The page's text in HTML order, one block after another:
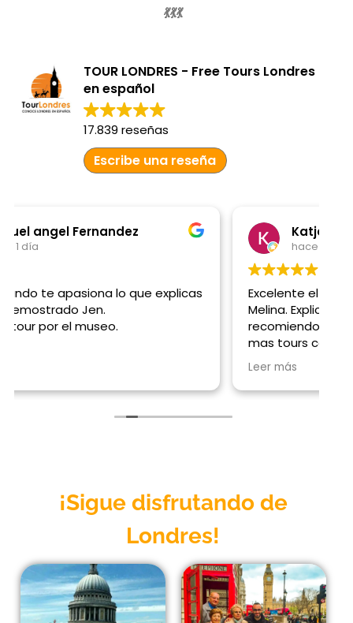
💃💃💃
TOUR LONDRES - Free Tours Londres
en español
17.839 reseñas
Escribe una reseña
Katja Kavcic
Excelente el tour por el British Museum con
Melina. Explicaba muy bien! La super
recomiendo, me hubiese gustado hacer
mas tours con ella pero habia sido mi ultimo
¡Sigue disfrutando de
Londres!